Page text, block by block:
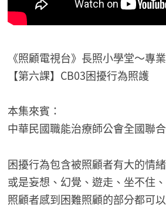
《照顧電視台》長照小學堂～專
【第六課】CB03困擾行為照護
本集來賓：
中華民國職能治療師公會全國聯
困擾行為包含被照顧者有大的情
或是妄想、幻覺、遊走、坐不住
照顧者感到困難照顧的部分都可